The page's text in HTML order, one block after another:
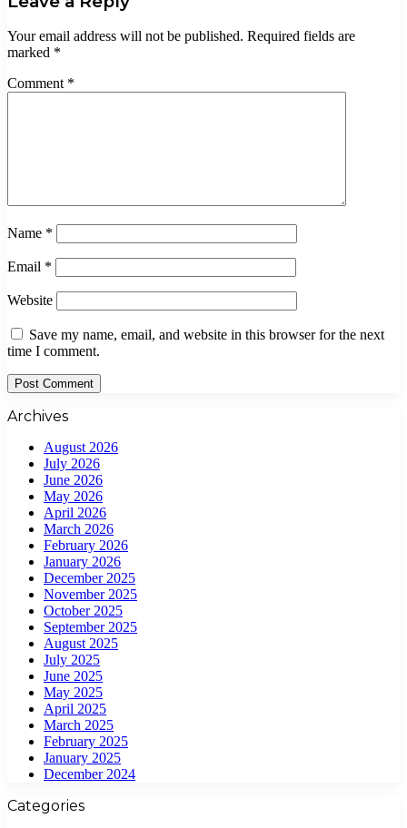
Your email address will not be published. Required fields are
marked *
Comment *
Name *
Email *
Website
Save my name, email, and website in this browser for the next
time I comment.
Archives
August 2026
July 2026
June 2026
May 2026
April 2026
March 2026
February 2026
January 2026
December 2025
November 2025
October 2025
September 2025
August 2025
July 2025
June 2025
May 2025
April 2025
March 2025
February 2025
January 2025
December 2024
Categories